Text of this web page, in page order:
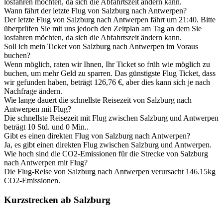
losfahren möchten, da sich die Abfahrtszeit ändern kann.
Wann fährt der letzte Flug von Salzburg nach Antwerpen?
Der letzte Flug von Salzburg nach Antwerpen fährt um 21:40. Bitte
überprüfen Sie mit uns jedoch den Zeitplan am Tag an dem Sie
losfahren möchten, da sich die Abfahrtszeit ändern kann.
Soll ich mein Ticket von Salzburg nach Antwerpen im Voraus
buchen?
Wenn möglich, raten wir Ihnen, Ihr Ticket so früh wie möglich zu
buchen, um mehr Geld zu sparren. Das günstigste Flug Ticket, dass
wir gefunden haben, beträgt 126,76 €, aber dies kann sich je nach
Nachfrage ändern.
Wie lange dauert die schnellste Reisezeit von Salzburg nach
Antwerpen mit Flug?
Die schnellste Reisezeit mit Flug zwischen Salzburg und Antwerpen
beträgt 10 Std. und 0 Min..
Gibt es einen direkten Flug von Salzburg nach Antwerpen?
Ja, es gibt einen direkten Flug zwischen Salzburg und Antwerpen.
Wie hoch sind die CO2-Emissionen für die Strecke von Salzburg
nach Antwerpen mit Flug?
Die Flug-Reise von Salzburg nach Antwerpen verursacht 146.15kg
CO2-Emissionen.
Kurzstrecken ab Salzburg